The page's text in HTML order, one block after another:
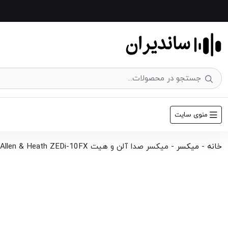
منوی سایت
خانه - میکسر - میکسر صدا آلن و هیت Allen & Heath ZEDi-10FX